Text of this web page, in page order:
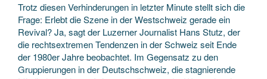
Trotz diesen Verhinderungen in letzter Minute stellt sich die
Frage: Erlebt die Szene in der Westschweiz gerade ein
Revival? Ja, sagt der Luzerner Journalist Hans Stutz, der
die rechtsextremen Tendenzen in der Schweiz seit Ende
der 1980er Jahre beobachtet. Im Gegensatz zu den
Gruppierungen in der Deutschschweiz, die stagnierende